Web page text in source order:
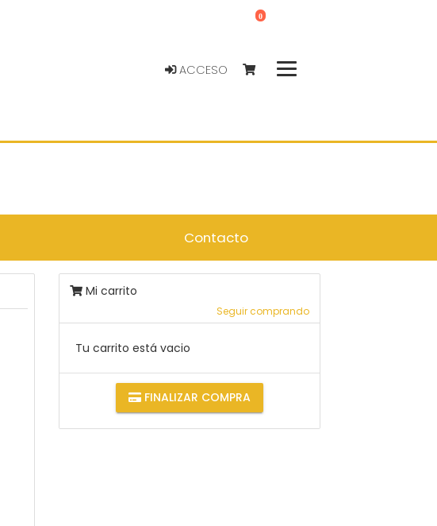
ACCESO
0
Contacto
Mi carrito
Seguir comprando
Tu carrito está vacio
FINALIZAR COMPRA